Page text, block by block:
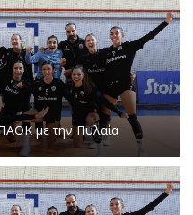
ΠΑΟΚ με την Πυλαία